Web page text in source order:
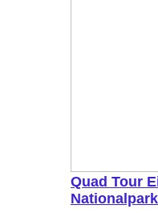
Quad Tour
Nationalpark